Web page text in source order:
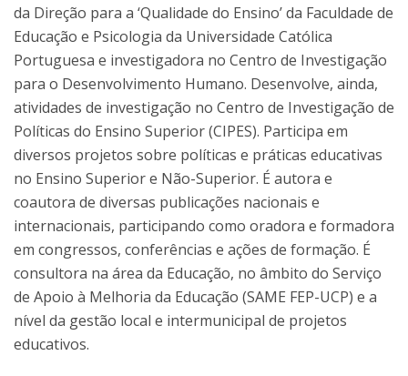
da Direção para a ‘Qualidade do Ensino’ da Faculdade de
Educação e Psicologia da Universidade Católica
Portuguesa e investigadora no Centro de Investigação
para o Desenvolvimento Humano. Desenvolve, ainda,
atividades de investigação no Centro de Investigação de
Políticas do Ensino Superior (CIPES). Participa em
diversos projetos sobre políticas e práticas educativas
no Ensino Superior e Não-Superior. É autora e
coautora de diversas publicações nacionais e
internacionais, participando como oradora e formadora
em congressos, conferências e ações de formação. É
consultora na área da Educação, no âmbito do Serviço
de Apoio à Melhoria da Educação (SAME FEP-UCP) e a
nível da gestão local e intermunicipal de projetos
educativos.